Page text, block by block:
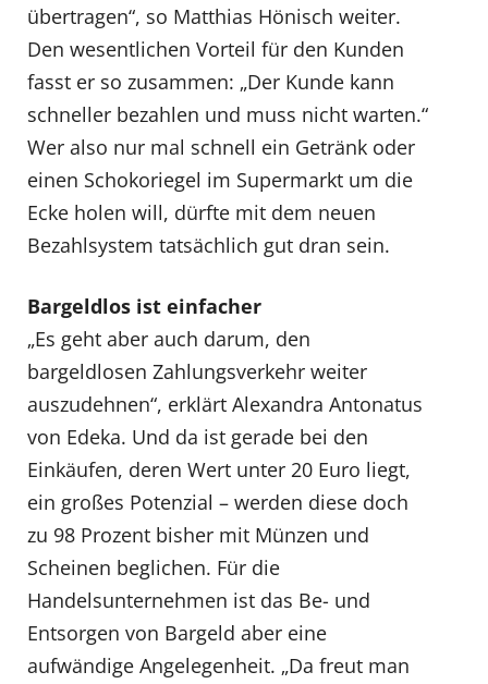
übertragen“, so Matthias Hönisch weiter.
Den wesentlichen Vorteil für den Kunden
fasst er so zusammen: „Der Kunde kann
schneller bezahlen und muss nicht warten.“
Wer also nur mal schnell ein Getränk oder
einen Schokoriegel im Supermarkt um die
Ecke holen will, dürfte mit dem neuen
Bezahlsystem tatsächlich gut dran sein.
Bargeldlos ist einfacher
„Es geht aber auch darum, den
bargeldlosen Zahlungsverkehr weiter
auszudehnen“, erklärt Alexandra Antonatus
von Edeka. Und da ist gerade bei den
Einkäufen, deren Wert unter 20 Euro liegt,
ein großes Potenzial – werden diese doch
zu 98 Prozent bisher mit Münzen und
Scheinen beglichen. Für die
Handelsunternehmen ist das Be- und
Entsorgen von Bargeld aber eine
aufwändige Angelegenheit. „Da freut man